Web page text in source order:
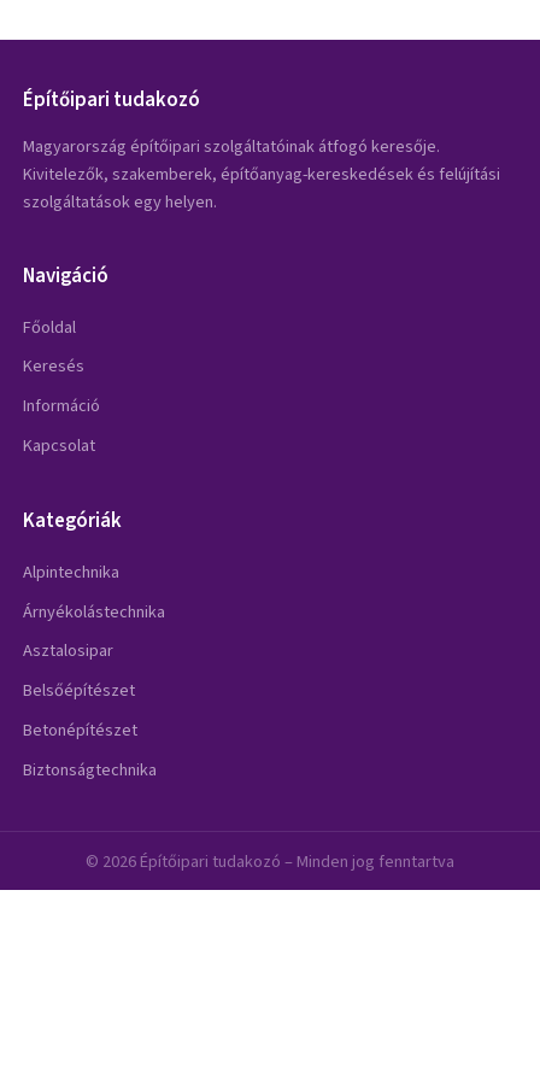
Építőipari tudakozó
Magyarország építőipari szolgáltatóinak átfogó keresője.
Kivitelezők, szakemberek, építőanyag-kereskedések és felújítási
szolgáltatások egy helyen.
Navigáció
Főoldal
Keresés
Információ
Kapcsolat
Kategóriák
Alpintechnika
Árnyékolástechnika
Asztalosipar
Belsőépítészet
Betonépítészet
Biztonságtechnika
© 2026 Építőipari tudakozó – Minden jog fenntartva